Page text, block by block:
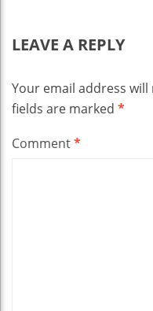
LEAVE A REPLY
Your email address
fields are marked *
Comment*